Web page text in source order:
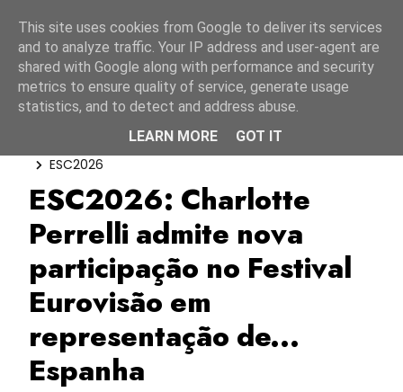
Benidorm Fest 2026
Charlotte Perrelli
ESC2026
ESC2026: Charlotte
Perrelli admite nova
participação no Festival
Eurovisão em
representação de...
Espanha
This site uses cookies from Google to deliver its services
and to analyze traffic. Your IP address and user-agent are
shared with Google along with performance and security
metrics to ensure quality of service, generate usage
statistics, and to detect and address abuse.
LEARN MORE
GOT IT